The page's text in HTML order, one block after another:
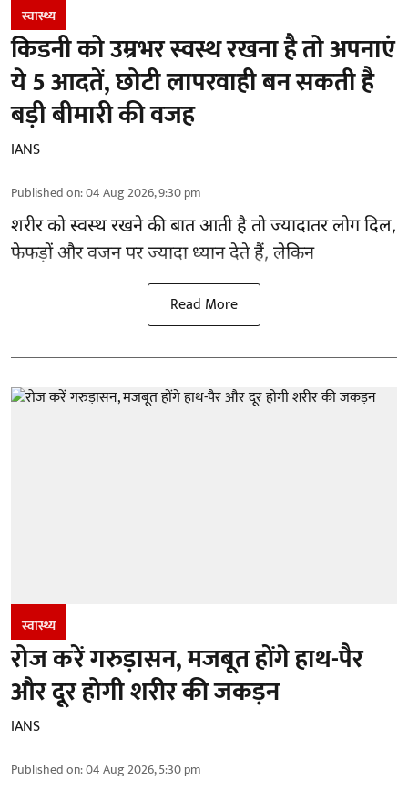
स्वास्थ्य
किडनी को उम्रभर स्वस्थ रखना है तो अपनाएं
ये 5 आदतें, छोटी लापरवाही बन सकती है
बड़ी बीमारी की वजह
IANS
Published on:04 Aug 2026, 9:30 pm
शरीर को स्वस्थ रखने की बात आती है तो ज्यादातर लोग दिल,
फेफड़ों और वजन पर ज्यादा ध्यान देते हैं, लेकिन
Read More
स्वास्थ्य
रोज करें गरुड़ासन, मजबूत होंगे हाथ-पैर
और दूर होगी शरीर की जकड़न
IANS
Published on:04 Aug 2026, 5:30 pm